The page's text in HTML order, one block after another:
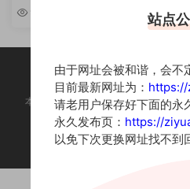
[持续更新]
本站为摄影写真图片网站，内容来自网
如有违法内容请
Copyright ©
站点
由于网址会被和谐，会不
目前最新网址为：
请老用户保存好下面的永
永久发布页： https://
以免下次更换网址找不到